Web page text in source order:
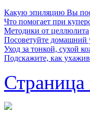
Какую эпиляцию Вы
Что помогает при
Методики от целлюлита
Посоветуйте домашний
Уход за тонкой, сухой
Подскажите, как
Страница